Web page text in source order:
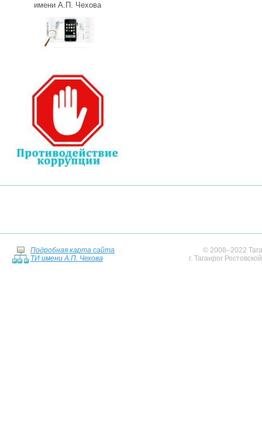
имени А.П. Чехова
Подробная карта сайта
ТИ имени А.П. Чехова
© 2008–2022
г. Таганрог